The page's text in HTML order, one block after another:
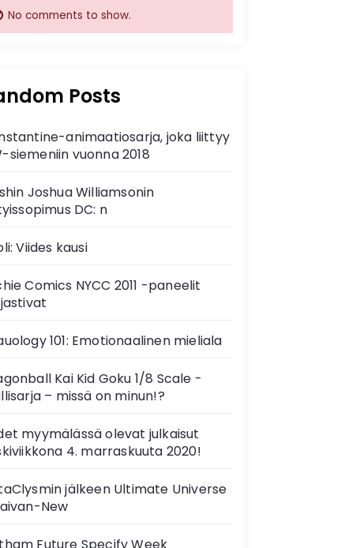
No comments to show.
Posts
animaatiosarja, joka liittyy
siemeniin vuonna 2018
Joshua Williamsonin
DC: n
Viides kausi
Comics NYCC 2011 -paneelit
101: Emotionaalinen mieliala
Kai Kid Goku 1/8 Scale -
– missä on minun!?
myymälässä olevat julkaisut
4. marraskuuta 2020!
jälkeen Ultimate Universe
New